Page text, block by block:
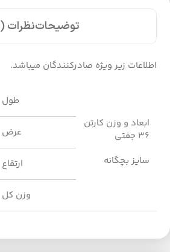
توضیحاتنظرات (1)
اطلاعات زیر ویژه صادرکنندگان میباشد.
ابعاد و وزن کارتن
36 جفتی
سایز بچگانه
طول
عرض
ارتقاع
وزن کل